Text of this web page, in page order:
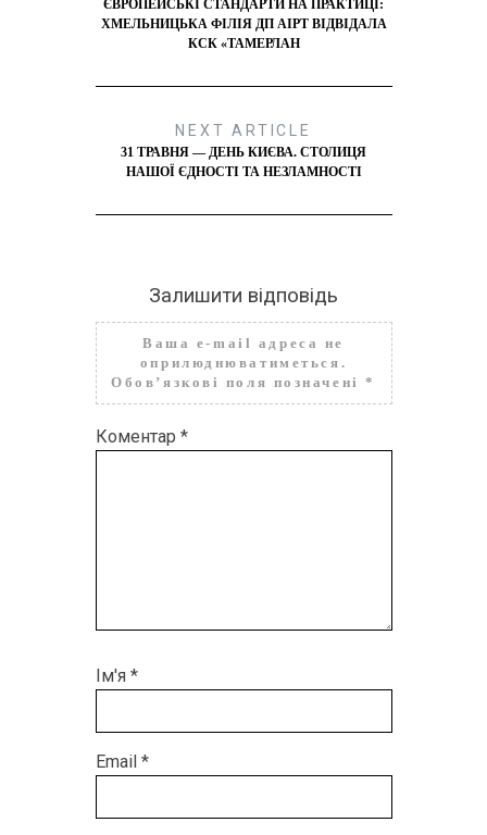
ЄВРОПЕЙСЬКІ СТАНДАРТИ НА ПРАКТИЦІ:
ХМЕЛЬНИЦЬКА ФІЛІЯ ДП АІРТ ВІДВІДАЛА
КСК «ТАМЕРЛАН
NEXT ARTICLE
31 ТРАВНЯ — ДЕНЬ КИЄВА. СТОЛИЦЯ
НАШОЇ ЄДНОСТІ ТА НЕЗЛАМНОСТІ
Залишити відповідь
Ваша e-mail адреса не
оприлюднюватиметься.
Обов’язкові поля позначені*
Коментар *
Ім'я *
Email *